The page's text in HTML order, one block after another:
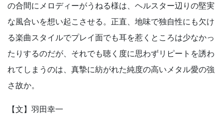
の合間にメロディーがうねる様は、ヘルスター辺りの堅実
な風合いを想い起こさせる。正直、地味で独自性にも欠け
る楽曲スタイルでプレイ面でも耳を惹くところは少なかっ
たりするのだが、それでも聴く度に思わずリピートを誘わ
れてしまうのは、真摯に紡がれた純度の高いメタル愛の強
さ故か。
【文】羽田幸一